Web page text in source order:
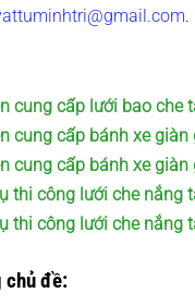
.
cung cấp lưới bao che
cung cấp bánh xe
cung cấp bánh xe
thi công lưới che nắng
thi công lưới che nắng
chủ đề: